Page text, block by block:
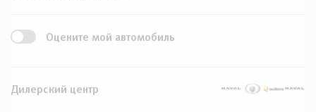
Оцените мой автомобиль
Дилерский центр